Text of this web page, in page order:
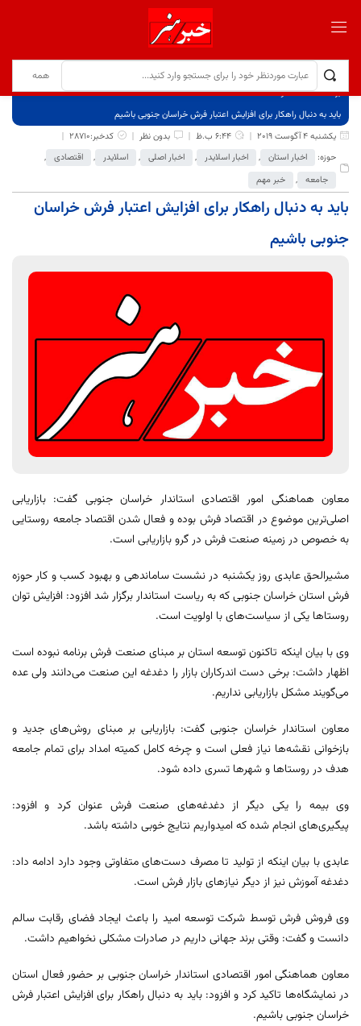
برگ نخست
نوشته‌ها
باید به دنبال راهکار برای افزایش اعتبار فرش خراسان جنوبی باشیم
یکشنبه 4 آگوست 2019
6:44 ب.ظ بدون نظر
کدخبر:28710
حوزه:
اخبار استان , اخبار اسلایدر , اخبار اصلی , اسلایدر , اقتصادی ,
جامعه , خبر مهم
باید به دنبال راهکار برای افزایش اعتبار فرش خراسان
جنوبی باشیم
معاون هماهنگی امور اقتصادی استاندار خراسان جنوبی گفت: بازاریابی
اصلی‌ترین موضوع در اقتصاد فرش بوده و فعال شدن اقتصاد جامعه روستایی
به خصوص در زمینه صنعت فرش در گرو بازاریابی است.
مشیرالحق عابدی روز یکشنبه در نشست ساماندهی و بهبود کسب و کار حوزه
فرش استان خراسان جنوبی که به ریاست استاندار برگزار شد افزود: افزایش توان
روستاها یکی از سیاست‌های با اولویت است.
وی با بیان اینکه تاکنون توسعه استان بر مبنای صنعت فرش برنامه نبوده است
اظهار داشت: برخی دست اندرکاران بازار را دغدغه این صنعت می‌دانند ولی عده
می‌گویند مشکل بازاریابی نداریم.
معاون استاندار خراسان جنوبی گفت: بازاریابی بر مبنای روش‌های جدید و
بازخوانی نقشه‌ها نیاز فعلی است و چرخه کامل کمیته امداد برای تمام جامعه
هدف در روستاها و شهرها تسری داده شود.
وی بیمه را یکی دیگر از دغدغه‌های صنعت فرش عنوان کرد و افزود:
پیگیری‌های انجام شده که امیدواریم نتایج خوبی داشته باشد.
عابدی با بیان اینکه از تولید تا مصرف دست‌های متفاوتی وجود دارد ادامه داد:
دغدغه آموزش نیز از دیگر نیازهای بازار فرش است.
وی فروش فرش توسط شرکت توسعه امید را باعث ایجاد فضای رقابت سالم
دانست و گفت: وقتی برند جهانی داریم در صادرات مشکلی نخواهیم داشت.
معاون هماهنگی امور اقتصادی استاندار خراسان جنوبی بر حضور فعال استان
در نمایشگاه‌ها تاکید کرد و افزود: باید به دنبال راهکار برای افزایش اعتبار فرش
خراسان جنوبی باشیم.